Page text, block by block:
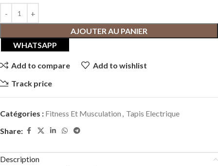
AJOUTER AU PANIER
WHATSAPP
Add to compare
Add to wishlist
Track price
Catégories : Fitness Et Musculation , Tapis Electrique
Share:
Description